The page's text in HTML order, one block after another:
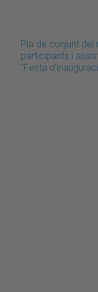
Pla de conjunt
participants i
"Festa